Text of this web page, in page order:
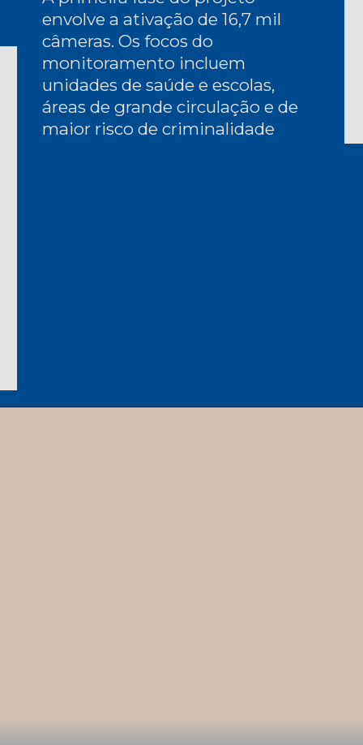
envolve a ativação de 16,7 mil
câmeras. Os focos do
monitoramento incluem
unidades de saúde e escolas,
áreas de grande circulação e de
maior risco de criminalidade